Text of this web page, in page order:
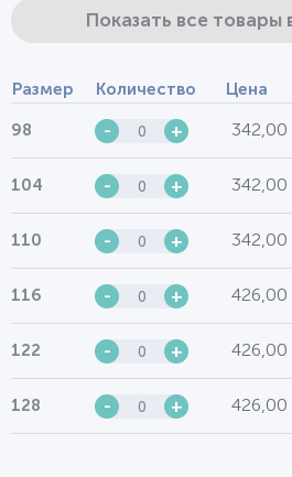
Показать все товары
Размер Количество Цена
98 - + 342,00
104 - + 342,00
110 - + 342,00
116 - + 426,00
122 - + 426,00
128 - + 426,00